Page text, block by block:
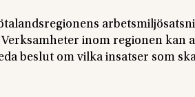
inom regionen kan
beslut om vilka insatser som